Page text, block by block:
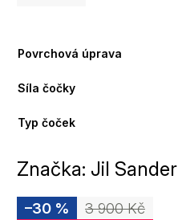
Povrchová úprava
Síla čočky
Typ čoček
Značka: Jil Sander
3 900 Kč
–30 %